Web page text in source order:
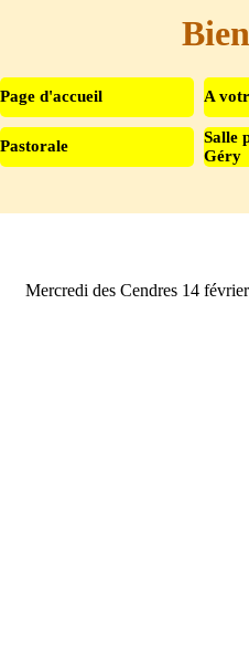
Page d'accueil A
Pastorale ▼
Salle
Géry
Mercredi des Cendres 14